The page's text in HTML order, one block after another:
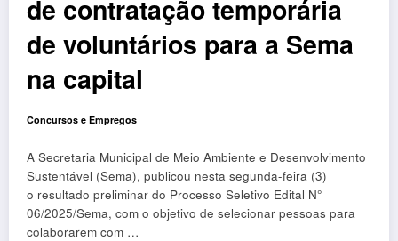
de contratação temporária
de voluntários para a Sema
na capital
Concursos e Empregos
A Secretaria Municipal de Meio Ambiente e Desenvolvimento
Sustentável (Sema), publicou nesta segunda-feira (3)
o resultado preliminar do Processo Seletivo Edital N°
06/2025/Sema, com o objetivo de selecionar pessoas para
colaborarem com …